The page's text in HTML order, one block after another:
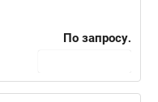
По запросу.